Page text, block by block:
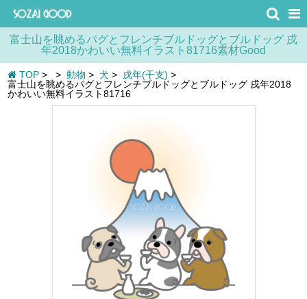
富士山を眺めるパグとフレンチブルドッグとブルドッグ 戌
年2018かわいい無料イラスト81716素材Good
TOP > > 動物 > 犬 > 戌年(干支) >
富士山を眺めるパグとフレンチブルドッグとブルドッグ 戌年2018
かわいい無料イラスト81716